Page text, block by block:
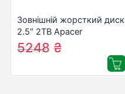
Зовнішній жорсткий диск
2.5″ 2TB Apacer
(AP2TBAC236B-1)
5588₴
5248 ₴